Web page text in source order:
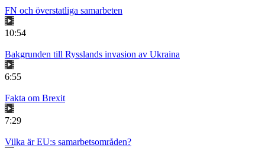
FN och överstatliga samarbeten
10:54
Bakgrunden till Rysslands invasion av Ukraina
6:55
Fakta om Brexit
7:29
Vilka är EU:s samarbetsområden?